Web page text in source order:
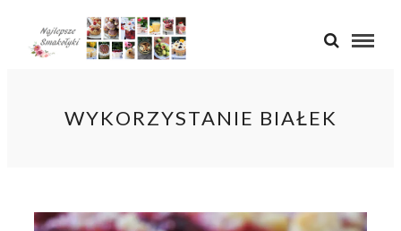
WYKORZYSTANIE BIAŁEK